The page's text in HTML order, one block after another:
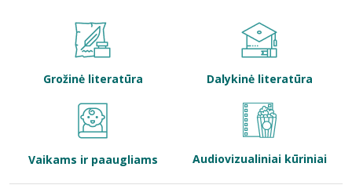
Bibliotekoms
Grožinė literatūra Dalykinė literatūra
Vaikams ir paaugliams Audiovizualiniai kūriniai